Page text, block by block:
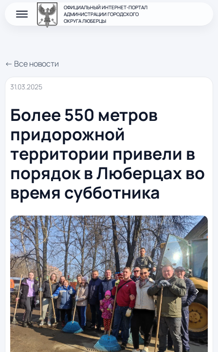
ОФИЦИАЛЬНЫЙ ИНТЕРНЕТ-ПОРТАЛ
АДМИНИСТРАЦИИ ГОРОДСКОГО
ОКРУГА ЛЮБЕРЦЫ
← Все новости
31.03.2025
Более 550 метров
придорожной
территории привели в
порядок в Люберцах во
время субботника